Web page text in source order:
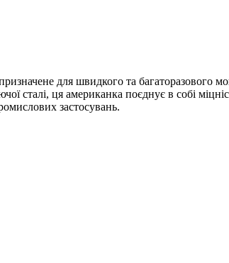
для швидкого та багаторазового
ця американка поєднує в собі
застосувань.